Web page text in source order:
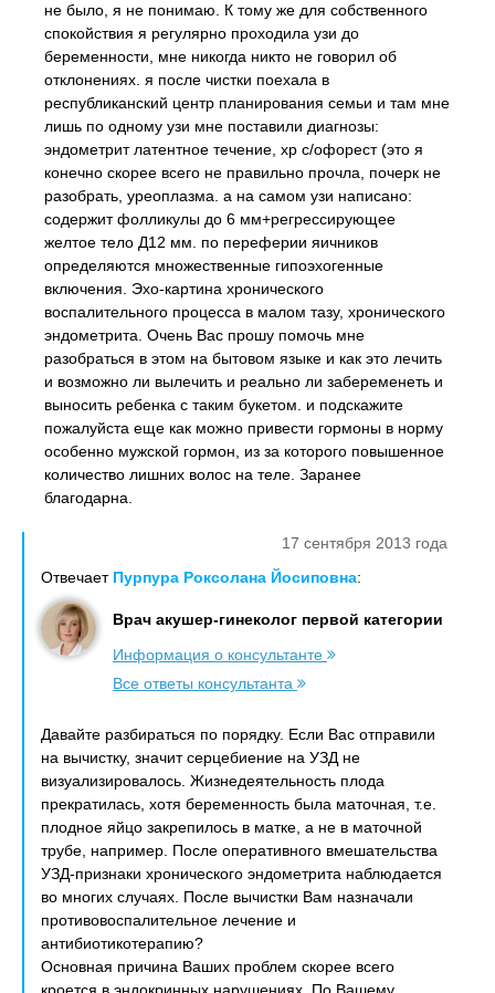
не было, я не понимаю. К тому же для собственного
спокойствия я регулярно проходила узи до
беременности, мне никогда никто не говорил об
отклонениях. я после чистки поехала в
республиканский центр планирования семьи и там мне
лишь по одному узи мне поставили диагнозы:
эндометрит латентное течение, хр с/офорест (это я
конечно скорее всего не правильно прочла, почерк не
разобрать, уреоплазма. а на самом узи написано:
содержит фолликулы до 6 мм+регрессирующее
желтое тело Д12 мм. по переферии яичников
определяются множественные гипоэхогенные
включения. Эхо-картина хронического
воспалительного процесса в малом тазу, хронического
эндометрита. Очень Вас прошу помочь мне
разобраться в этом на бытовом языке и как это лечить
и возможно ли вылечить и реально ли забеременеть и
выносить ребенка с таким букетом. и подскажите
пожалуйста еще как можно привести гормоны в норму
особенно мужской гормон, из за которого повышенное
количество лишних волос на теле. Заранее
благодарна.
17 сентября 2013 года
Отвечает Пурпура Роксолана Йосиповна:
Врач акушер-гинеколог первой категории
Информация о консультанте
Все ответы консультанта
Давайте разбираться по порядку. Если Вас отправили
на вычистку, значит серцебиение на УЗД не
визуализировалось. Жизнедеятельность плода
прекратилась, хотя беременность была маточная, т.е.
плодное яйцо закрепилось в матке, а не в маточной
трубе, например. После оперативного вмешательства
УЗД-признаки хронического эндометрита наблюдается
во многих случаях. После вычистки Вам назначали
противовоспалительное лечение и
антибиотикотерапию?
Основная причина Ваших проблем скорее всего